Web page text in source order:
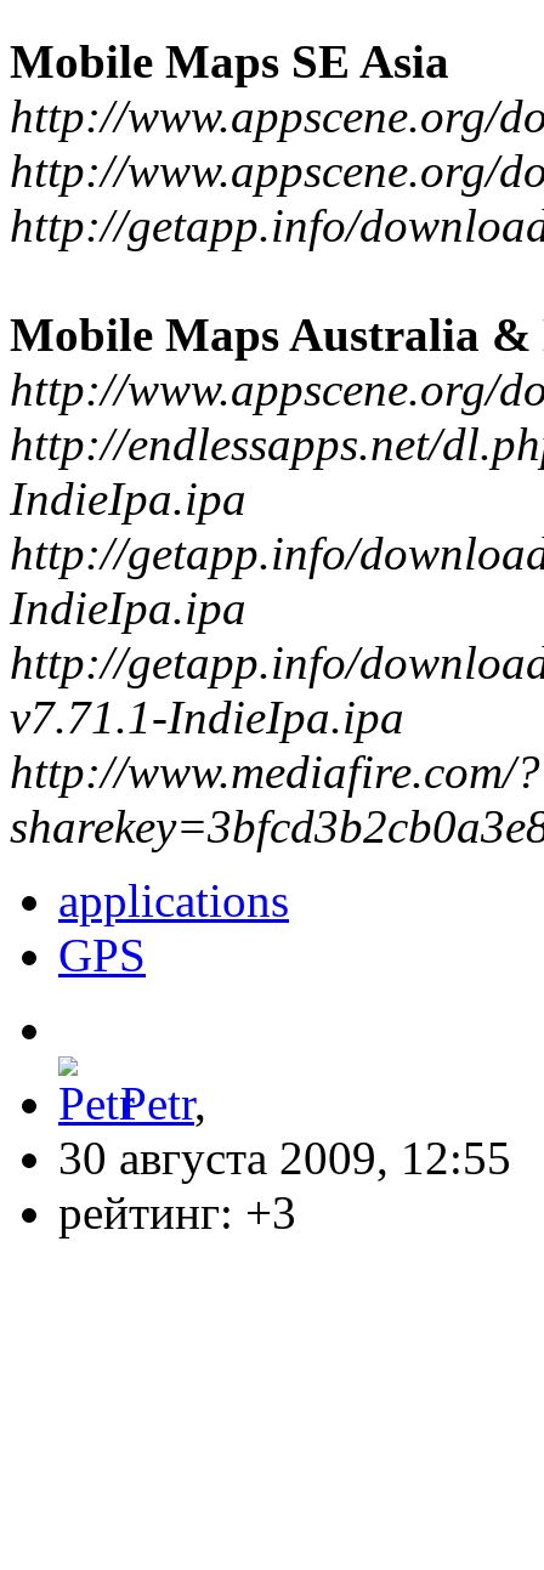
Mobile Maps SE Asia
http://www.appscene.org/
http://www.appscene.org/
http://getapp.info/
Mobile Maps Australia &
http://www.appscene.org/
http://endlessapps.net/
IndieIpa.ipa
http://getapp.info/
IndieIpa.ipa
http://getapp.info/
v7.71.1-IndieIpa.ipa
http://www.mediafire.com/?
applications
GPS
Petr,
30 августа 2009, 12:55
рейтинг: +3